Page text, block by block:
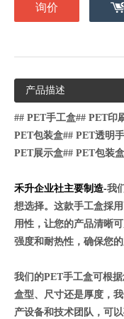
询价
产品描述
## PET手工盒## PET印
PET包装盒## PET透明
PET展示盒## PET包装
禾升企业社主要制造-我
想选择。这款手工盒採
用性，让您的产品清晰可
强度和耐热性，确保您
我们的PET手工盒可根
盒型、尺寸还是厚度，
产设备和技术团队，可